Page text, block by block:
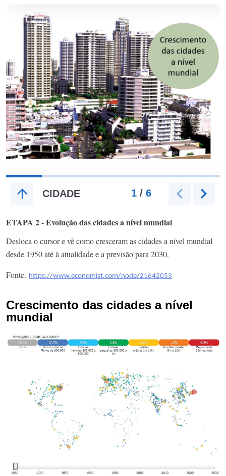
ETAPA 2 - Evolução das cidades a nível mundial
Desloca o cursor e vê como cresceram as cidades a nível mundial
desde 1950 até à atualidade e a previsão para 2030.
Fonte. https://www.economist.com/node/21642053